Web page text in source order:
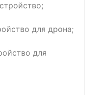
для дрона;
для